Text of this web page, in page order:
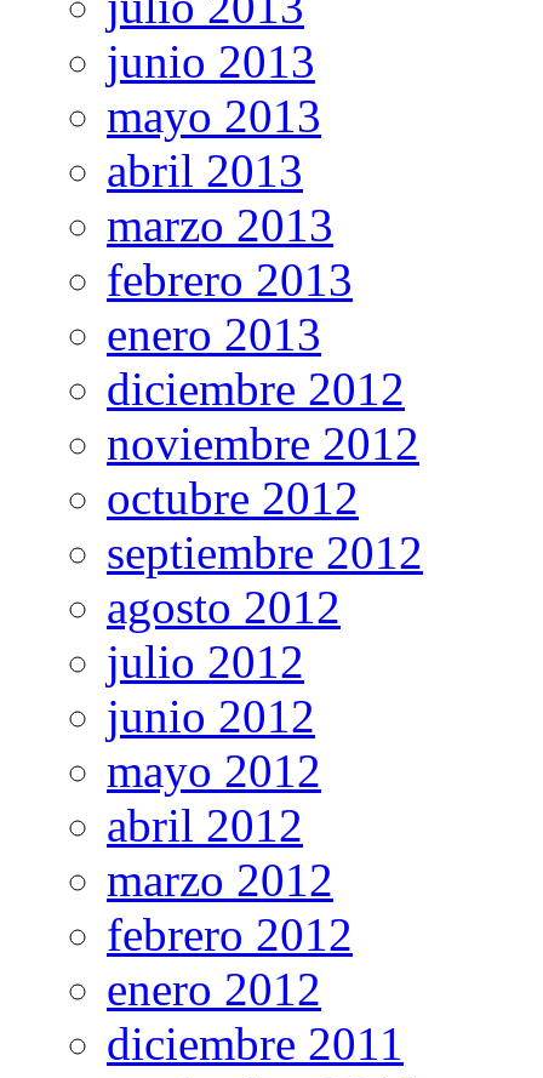
junio 2013
mayo 2013
abril 2013
marzo 2013
febrero 2013
enero 2013
diciembre 2012
noviembre 2012
octubre 2012
septiembre 2012
agosto 2012
julio 2012
junio 2012
mayo 2012
abril 2012
marzo 2012
febrero 2012
enero 2012
diciembre 2011